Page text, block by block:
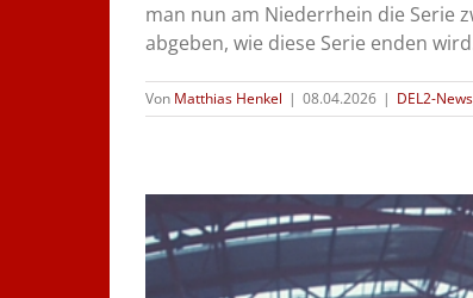
man nun am Niederrhein die Serie
abgeben, wie diese Serie enden
Von Matthias Henkel | 08.04.2026 | DEL2-News